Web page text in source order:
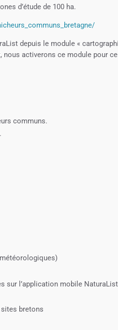
d’étude de 100 ha.
depuis le module «
nous activerons ce module pour
communs.
sur l’application mobile NaturaList
bretons